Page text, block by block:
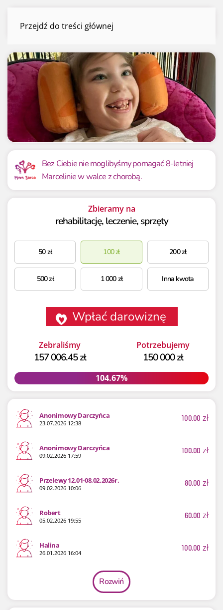
Przejdź do treści głównejMarcelina Głodowska
Mamy już
157 006.45 zł
Potrzebujemy
150 000 zł
104.67% 104.67%
Bez Ciebie nie moglibyśmy pomagać 8-letniej
Marcelinie w walce z chorobą.
Zbieramy na
rehabilitację, leczenie, sprzęty
50zł 100zł 200zł
500zł 1 000zł Inna kwota
Wpłać darowiznę
Zebraliśmy
157 006.45 zł
Potrzebujemy
150 000 zł
104.67%
104.67%
Anonimowy Darczyńca
23.07.2026 12:38 100.00 zł
Anonimowy Darczyńca
09.02.2026 17:59 100.00 zł
Przelewy 12.01-08.02.2026r.
09.02.2026 10:06 80.00 zł
Robert
05.02.2026 19:55 60.00 zł
Halina
26.01.2026 16:04 100.00 zł
Rozwiń